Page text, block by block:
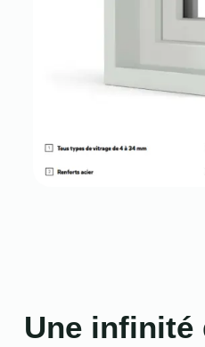
Une infinité